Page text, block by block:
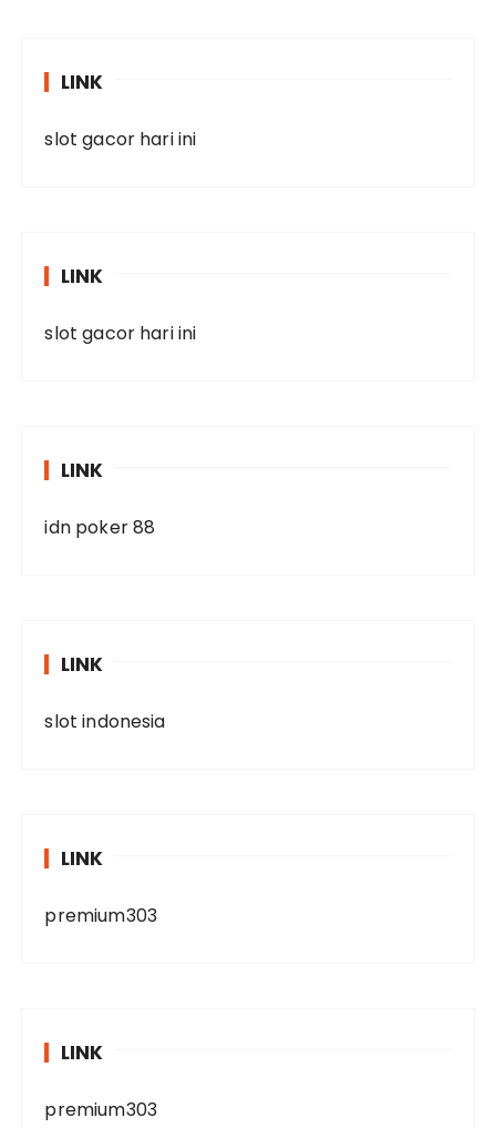
LINK
slot gacor hari ini
LINK
slot gacor hari ini
LINK
idn poker 88
LINK
slot indonesia
LINK
premium303
LINK
premium303